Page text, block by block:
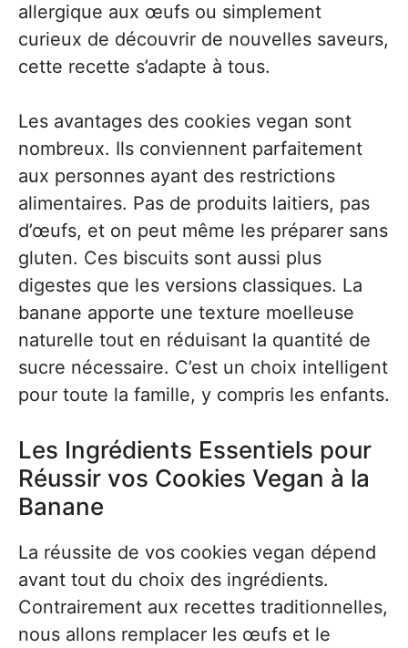
allergique aux œufs ou simplement
curieux de découvrir de nouvelles saveurs,
cette recette s’adapte à tous.
Les avantages des cookies vegan sont
nombreux. Ils conviennent parfaitement
aux personnes ayant des restrictions
alimentaires. Pas de produits laitiers, pas
d’œufs, et on peut même les préparer sans
gluten. Ces biscuits sont aussi plus
digestes que les versions classiques. La
banane apporte une texture moelleuse
naturelle tout en réduisant la quantité de
sucre nécessaire. C’est un choix intelligent
pour toute la famille, y compris les enfants.
Les Ingrédients Essentiels pour
Réussir vos Cookies Vegan à la
Banane
La réussite de vos cookies vegan dépend
avant tout du choix des ingrédients.
Contrairement aux recettes traditionnelles,
nous allons remplacer les œufs et le